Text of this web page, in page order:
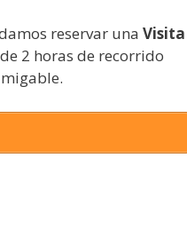
reservar una Visita
2 horas de recorrido